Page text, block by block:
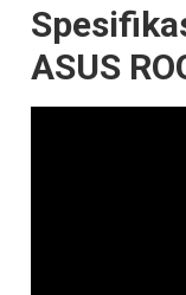
ASUS